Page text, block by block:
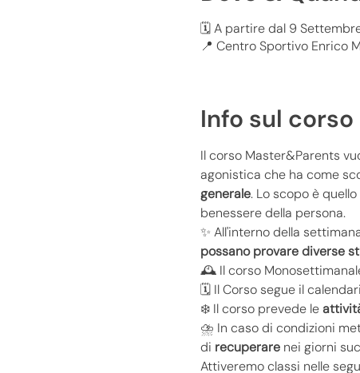
🗓️ A partire dal 9
📍 Centro Sportivo Enrico
Info sul corso
Il corso Master&Parents
agonistica che ha come
generale. Lo scopo è
benessere della persona.
✨ All'interno della
possano provare diverse
🕰️ Il corso
🗓️ Il Corso segue il
❄️ Il corso prevede le
⛈️ In caso di condizioni
di recuperare nei giorni
Attiveremo classi nelle